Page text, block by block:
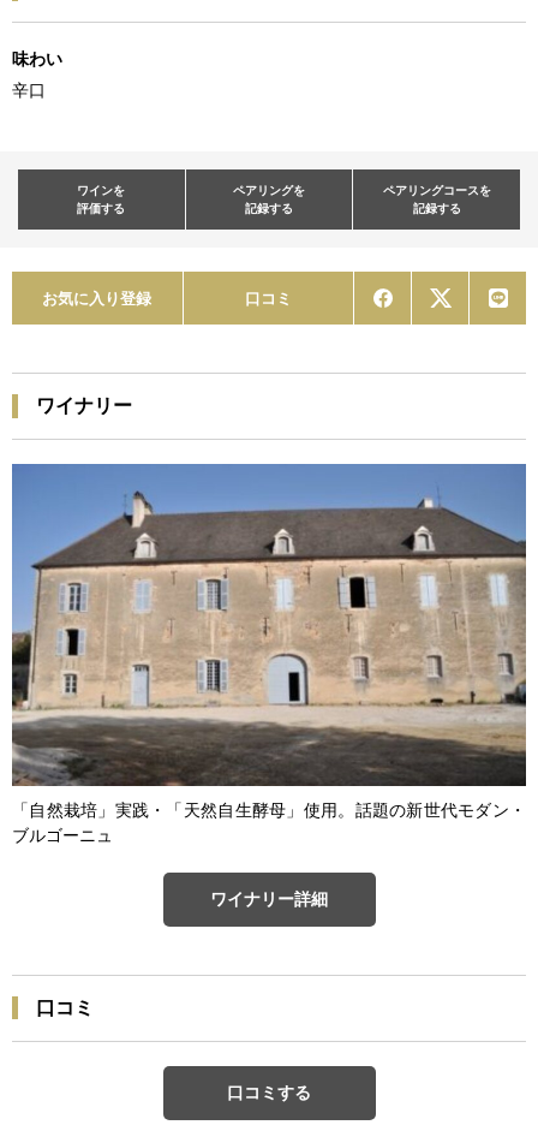
味わい
辛口
ワインを
評価する
ペアリングを
記録する
ペアリングコースを
記録する
お気に入り登録 口コミ
ワイナリー
「自然栽培」実践・「天然自生酵母」使用。話題の新世代モダン・
ブルゴーニュ
ワイナリー詳細
口コミ
口コミする